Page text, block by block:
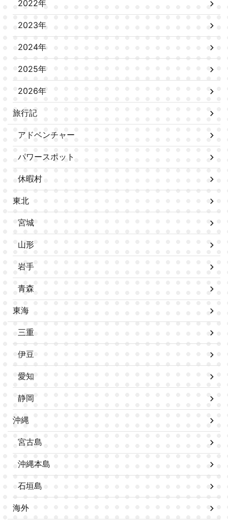
2022年
2023年
2024年
2025年
2026年
旅行記
アドベンチャー
パワースポット
休暇村
東北
宮城
山形
岩手
青森
東海
三重
伊豆
愛知
静岡
沖縄
宮古島
沖縄本島
石垣島
海外